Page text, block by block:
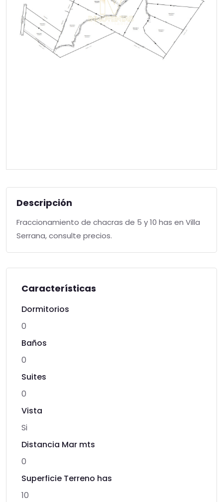
Descripción
Fraccionamiento de chacras de 5 y 10 has en Villa
Serrana, consulte precios.
Características
Dormitorios
0
Baños
0
Suites
0
Vista
Si
Distancia Mar mts
0
Superficie Terreno has
10